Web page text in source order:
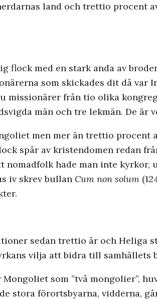
land och trettio procent
med en stark anda av
som skickades dit då var
missionärer från tio olika
män och tre lekmän. De är
men mer än trettio procent
spår av kristendomen redan
nomadfolk hade man inte
iv skrev bullan Cum non solum
sedan trettio år och Heliga
vilja att bidra till samhällets
som ”två mongolier”,
stora förortsbyarna, vidderna,